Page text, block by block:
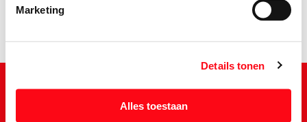
Marketing
Details tonen
Alles toestaan